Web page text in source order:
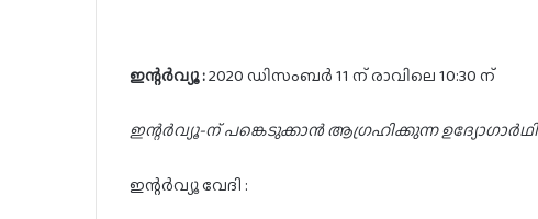
ഇന്റർവ്യൂ :2020 ഡിസംബർ 11 ന് രാവിലെ 10:30 ന്
ഇന്റർവ്യൂ-ന് പങ്കെടുക്കാൻ ആഗ്രഹിക്കുന്ന
ഇന്റർവ്യൂ വേദി :